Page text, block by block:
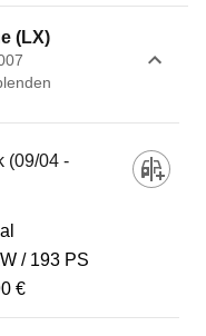
(LX)
(09/04 -
193 PS
€